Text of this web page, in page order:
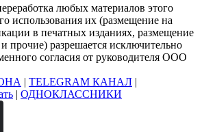
любых материалов этого
использования их (размещение на
в печатных изданиях, размещение
разрешается исключительно
согласия от руководителя ООО
| TELEGRAM КАНАЛ |
| ОДНОКЛАССНИКИ